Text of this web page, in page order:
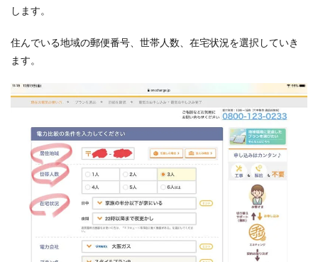
します。
住んでいる地域の郵便番号、世帯人数、在宅状況を選択していき
ます。